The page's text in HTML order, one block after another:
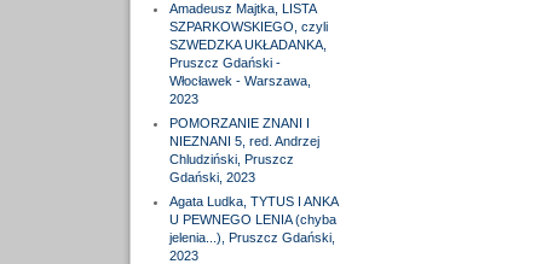
Amadeusz Majtka, LISTA
SZPARKOWSKIEGO, czyli
SZWEDZKA UKŁADANKA,
Pruszcz Gdański -
Włocławek - Warszawa,
2023
POMORZANIE ZNANI I
NIEZNANI 5, red. Andrzej
Chludziński, Pruszcz
Gdański, 2023
Agata Ludka, TYTUS I ANKA
U PEWNEGO LENIA (chyba
jelenia...), Pruszcz Gdański,
2023